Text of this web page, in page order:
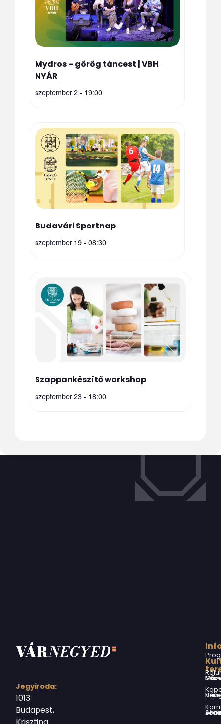
Mydros – görög táncest | VBH
NYÁR
szeptember 2 - 19:00
Budavári Sportnap
szeptember 19 - 08:30
Szappankészítő workshop
szeptember 23 - 18:00
Jegyiroda:
1013
Budapest,
Márai Sándor Művelődési Ház
Virág Benedek Ház
Jókai Anna